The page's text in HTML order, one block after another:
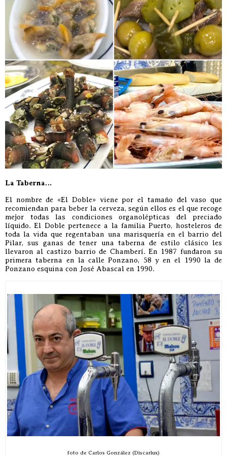
La Taberna…
El nombre de «El Doble» viene por el tamaño del vaso que
recomiendan para beber la cerveza, según ellos es el que recoge
mejor todas las condiciones organolépticas del preciado
líquido. El Doble pertenece a la familia Puerto, hosteleros de
toda la vida que regentaban una marisquería en el barrio del
Pilar, sus ganas de tener una taberna de estilo clásico les
llevaron al castizo barrio de Chamberí. En 1987 fundaron su
primera taberna en la calle Ponzano, 58 y en el 1990 la de
Ponzano esquina con José Abascal en 1990.
foto de Carlos González (Discarlux)